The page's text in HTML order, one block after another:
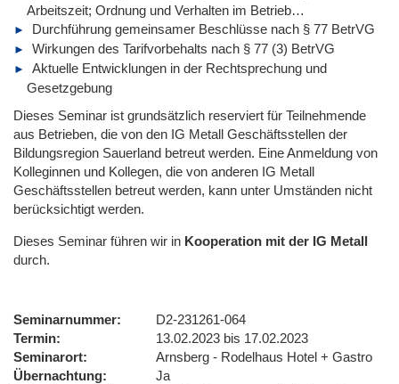
Arbeitszeit; Ordnung und Verhalten im Betrieb…
Durchführung gemeinsamer Beschlüsse nach § 77 BetrVG
Wirkungen des Tarifvorbehalts nach § 77 (3) BetrVG
Aktuelle Entwicklungen in der Rechtsprechung und
Gesetzgebung
Dieses Seminar ist grundsätzlich reserviert für Teilnehmende
aus Betrieben, die von den IG Metall Geschäftsstellen der
Bildungsregion Sauerland betreut werden. Eine Anmeldung von
Kolleginnen und Kollegen, die von anderen IG Metall
Geschäftsstellen betreut werden, kann unter Umständen nicht
berücksichtigt werden.
Dieses Seminar führen wir in Kooperation mit der IG Metall
durch.
Seminarnummer
D2-231261-064
Termin
13.02.2023 bis 17.02.2023
Seminarort
Arnsberg - Rodelhaus Hotel + Gastro
Übernachtung
Ja